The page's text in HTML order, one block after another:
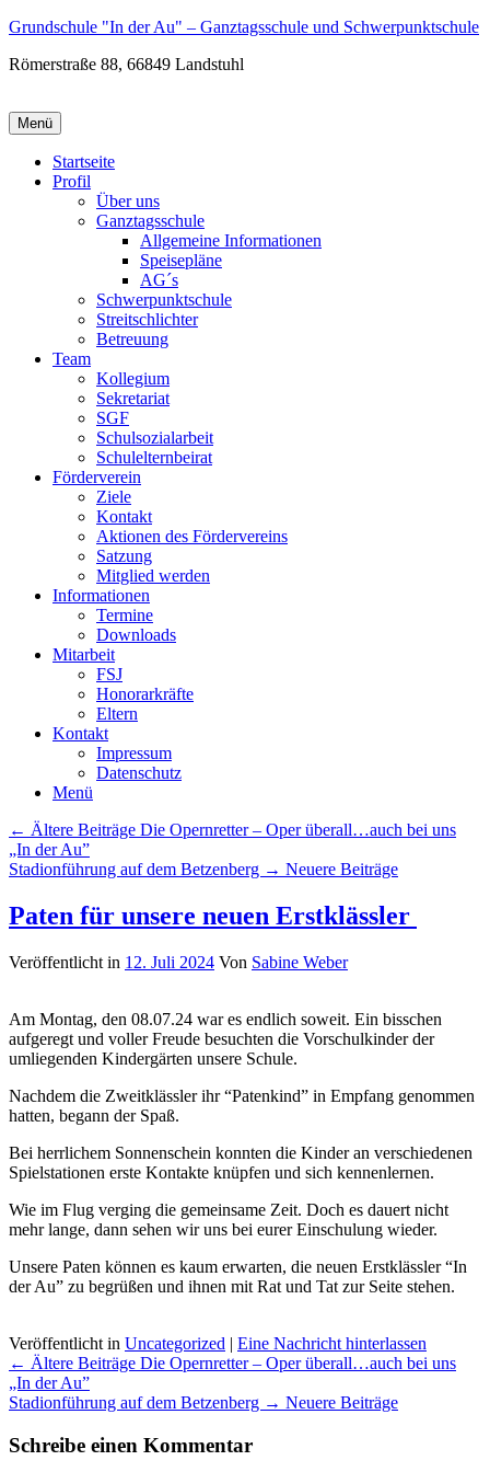
Zum
wechseln
Grundschule "In der Au" – Ganztagsschule und Schwerpunktschule
Römerstraße 88, 66849 Landstuhl
Menü
Startseite
Profil
Über uns
Ganztagsschule
Allgemeine Informationen
Speisepläne
AG´s
Schwerpunktschule
Streitschlichter
Betreuung
Team
Kollegium
Sekretariat
SGF
Schulsozialarbeit
Schulelternbeirat
Förderverein
Ziele
Kontakt
Aktionen des Fördervereins
Satzung
Mitglied werden
Informationen
Termine
Downloads
Mitarbeit
FSJ
Honorarkräfte
Eltern
Kontakt
Impressum
Datenschutz
Menü
Beitrags
Übersicht
← Ältere Beiträge Die Opernretter – Oper überall…auch bei uns
„In der Au”
Stadionführung auf dem Betzenberg → Neuere Beiträge
Paten für unsere neuen Erstklässler
Veröffentlicht in 12. Juli 2024 Von Sabine Weber
Am Montag, den 08.07.24 war es endlich soweit. Ein bisschen
aufgeregt und voller Freude besuchten die Vorschulkinder der
umliegenden Kindergärten unsere Schule.
Nachdem die Zweitklässler ihr “Patenkind” in Empfang genommen
hatten, begann der Spaß.
Bei herrlichem Sonnenschein konnten die Kinder an verschiedenen
Spielstationen erste Kontakte knüpfen und sich kennenlernen.
Wie im Flug verging die gemeinsame Zeit. Doch es dauert nicht
mehr lange, dann sehen wir uns bei eurer Einschulung wieder.
Unsere Paten können es kaum erwarten, die neuen Erstklässler “In
der Au” zu begrüßen und ihnen mit Rat und Tat zur Seite stehen.
Veröffentlicht in Uncategorized | Eine Nachricht hinterlassen
Beitrags
Übersicht
← Ältere Beiträge Die Opernretter – Oper überall…auch bei uns
„In der Au”
Stadionführung auf dem Betzenberg → Neuere Beiträge
Schreibe einen Kommentar